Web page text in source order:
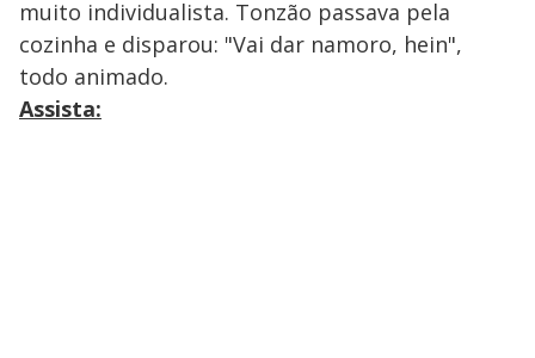
muito individualista. Tonzão passava pela
cozinha e disparou: "Vai dar namoro, hein",
todo animado.
Assista: